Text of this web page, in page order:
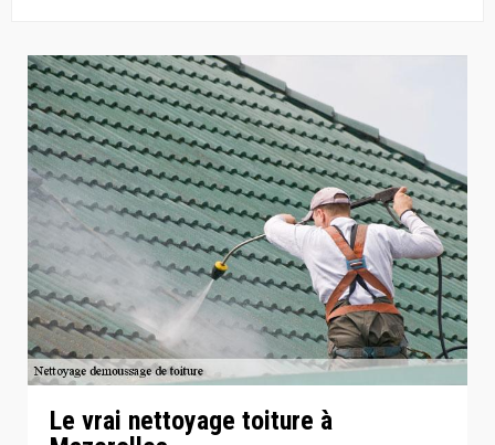
Le vrai nettoyage toiture à